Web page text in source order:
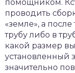
помощником.
проводить
«земле», а
трубу либо в
какой размер
установленный
значительно